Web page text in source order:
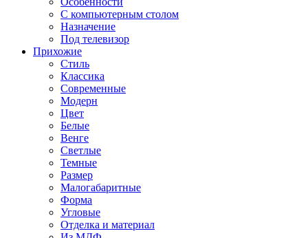
С компьютерным столом
Назначение
Под телевизор
Прихожие
Стиль
Классика
Современные
Модерн
Цвет
Белые
Венге
Светлые
Темные
Размер
Малогабаритные
Форма
Угловые
Отделка и материал